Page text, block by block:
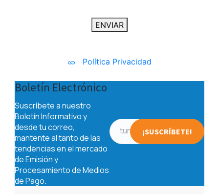
ENVIAR
Política Privacidad